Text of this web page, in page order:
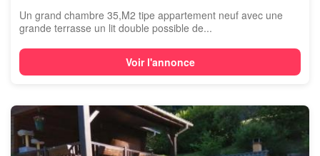
Un grand chambre 35,M2 tipe appartement neuf avec une
grande terrasse un lit double possible de...
Voir l'annonce